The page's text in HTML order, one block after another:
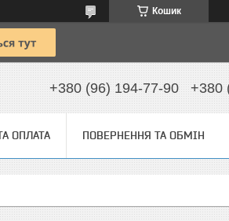
Кошик
+380 (96) 194-77-90 +380
ОПЛАТА ПОВЕРНЕННЯ ТА ОБМІН